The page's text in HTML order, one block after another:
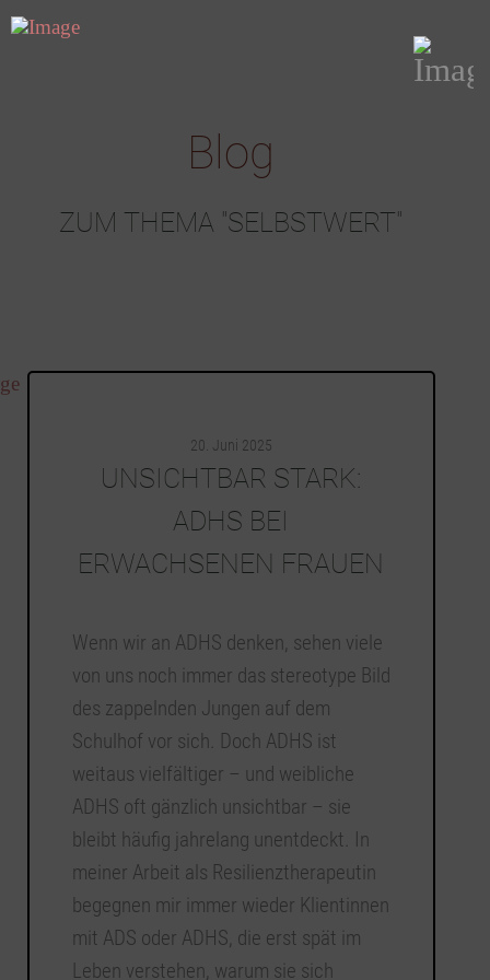
Blog
ZUM THEMA "SELBSTWERT"
20. Juni 2025
UNSICHTBAR STARK:
ADHS BEI
ERWACHSENEN FRAUEN
Wenn wir an ADHS denken, sehen viele
von uns noch immer das stereotype Bild
des zappelnden Jungen auf dem
Schulhof vor sich. Doch ADHS ist
weitaus vielfältiger – und weibliche
ADHS oft gänzlich unsichtbar – sie
bleibt häufig jahrelang unentdeckt. In
meiner Arbeit als Resilienztherapeutin
begegnen mir immer wieder Klientinnen
mit ADS oder ADHS, die erst spät im
Leben verstehen, warum sie sich